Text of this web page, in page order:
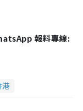
報料專線:
港